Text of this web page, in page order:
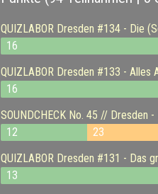
QUIZLABOR Dresden #134 - Die
16
QUIZLABOR Dresden #133 - Alles
16
SOUNDCHECK No. 45 // Dresden
12
23
QUIZLABOR Dresden #131 - Das
13